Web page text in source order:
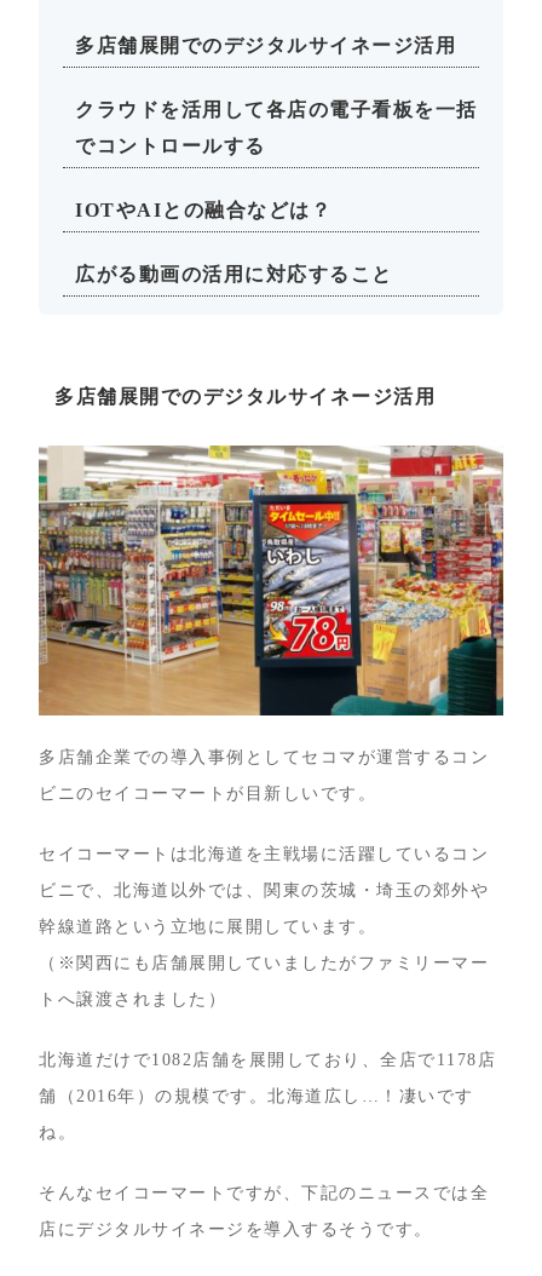
多店舗展開でのデジタルサイネージ活用
クラウドを活用して各店の電子看板を一括
でコントロールする
IOTやAIとの融合などは？
広がる動画の活用に対応すること
多店舗展開でのデジタルサイネージ活用
多店舗企業での導入事例としてセコマが運営するコン
ビニのセイコーマートが目新しいです。
セイコーマートは北海道を主戦場に活躍しているコン
ビニで、北海道以外では、関東の茨城・埼玉の郊外や
幹線道路という立地に展開しています。
（※関西にも店舗展開していましたがファミリーマー
トへ譲渡されました）
北海道だけで1082店舗を展開しており、全店で1178店
舗（2016年）の規模です。北海道広し…！凄いです
ね。
そんなセイコーマートですが、下記のニュースでは全
店にデジタルサイネージを導入するそうです。